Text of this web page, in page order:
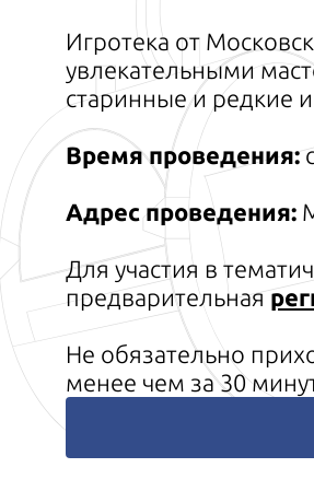
Игротека от
увлекательными
старинные и редкие
Время проведения:
Адрес проведения:
Для участия в
предварительная
Не обязательно
менее чем за 30